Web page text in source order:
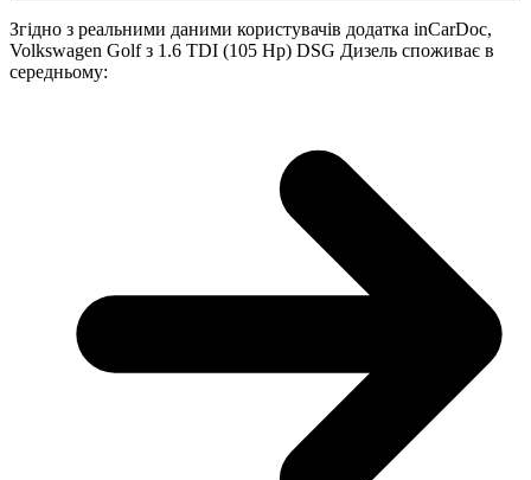
Згідно з реальними даними користувачів додатка inCarDoc,
Volkswagen Golf з 1.6 TDI (105 Hp) DSG Дизель споживає в
середньому: